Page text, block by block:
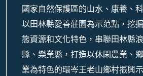
國家自然保護區的山水、康養、
以田林縣愛善莊園為示范點，挖
態資源和文化特色，串聯田林縣
縣、樂業縣，打造以休閑農業、
業為特色的環岑王老山鄉村振興